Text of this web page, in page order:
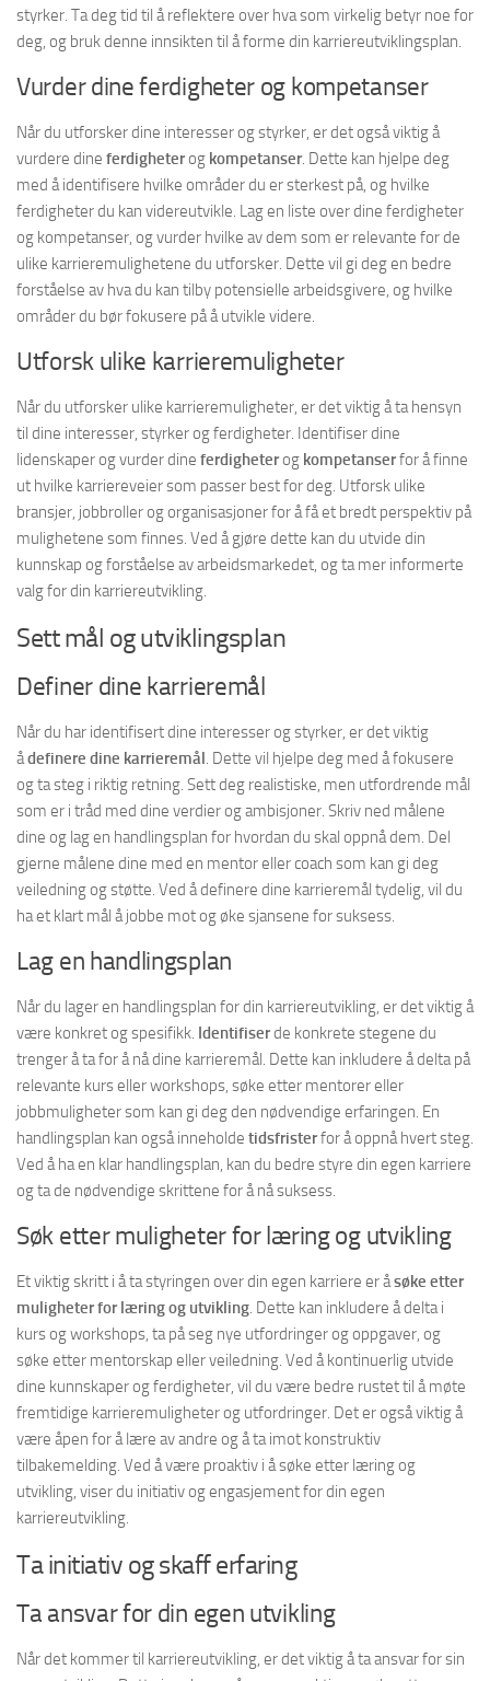
styrker. Ta deg tid til å reflektere over hva som virkelig betyr noe for
deg, og bruk denne innsikten til å forme din karriereutviklingsplan.
Vurder dine ferdigheter og kompetanser
Når du utforsker dine interesser og styrker, er det også viktig å
vurdere dine ferdigheterog kompetanser. Dette kan hjelpe deg
med å identifisere hvilke områder du er sterkest på, og hvilke
ferdigheter du kan videreutvikle. Lag en liste over dine ferdigheter
og kompetanser, og vurder hvilke av dem som er relevante for de
ulike karrieremulighetene du utforsker. Dette vil gi deg en bedre
forståelse av hva du kan tilby potensielle arbeidsgivere, og hvilke
områder du bør fokusere på å utvikle videre.
Utforsk ulike karrieremuligheter
Når du utforsker ulike karrieremuligheter, er det viktig å ta hensyn
til dine interesser, styrker og ferdigheter. Identifiser dine
lidenskaper og vurder dine ferdigheterog kompetanserfor å finne
ut hvilke karriereveier som passer best for deg. Utforsk ulike
bransjer, jobbroller og organisasjoner for å få et bredt perspektiv på
mulighetene som finnes. Ved å gjøre dette kan du utvide din
kunnskap og forståelse av arbeidsmarkedet, og ta mer informerte
valg for din karriereutvikling.
Sett mål og utviklingsplan
Definer dine karrieremål
Når du har identifisert dine interesser og styrker, er det viktig
ådefinere dine karrieremål. Dette vil hjelpe deg med å fokusere
og ta steg i riktig retning. Sett deg realistiske, men utfordrende mål
som er i tråd med dine verdier og ambisjoner. Skriv ned målene
dine og lag en handlingsplan for hvordan du skal oppnå dem. Del
gjerne målene dine med en mentor eller coach som kan gi deg
veiledning og støtte. Ved å definere dine karrieremål tydelig, vil du
ha et klart mål å jobbe mot og øke sjansene for suksess.
Lag en handlingsplan
Når du lager en handlingsplan for din karriereutvikling, er det viktig å
være konkret og spesifikk. Identifiserde konkrete stegene du
trenger å ta for å nå dine karrieremål. Dette kan inkludere å delta på
relevante kurs eller workshops, søke etter mentorer eller
jobbmuligheter som kan gi deg den nødvendige erfaringen. En
handlingsplan kan også inneholde tidsfristerfor å oppnå hvert steg.
Ved å ha en klar handlingsplan, kan du bedre styre din egen karriere
og ta de nødvendige skrittene for å nå suksess.
Søk etter muligheter for læring og utvikling
Et viktig skritt i å ta styringen over din egen karriere er åsøke etter
muligheter for læring og utvikling. Dette kan inkludere å delta i
kurs og workshops, ta på seg nye utfordringer og oppgaver, og
søke etter mentorskap eller veiledning. Ved å kontinuerlig utvide
dine kunnskaper og ferdigheter, vil du være bedre rustet til å møte
fremtidige karrieremuligheter og utfordringer. Det er også viktig å
være åpen for å lære av andre og å ta imot konstruktiv
tilbakemelding. Ved å være proaktiv i å søke etter læring og
utvikling, viser du initiativ og engasjement for din egen
karriereutvikling.
Ta initiativ og skaff erfaring
Ta ansvar for din egen utvikling
Når det kommer til karriereutvikling, er det viktig å ta ansvar for sin